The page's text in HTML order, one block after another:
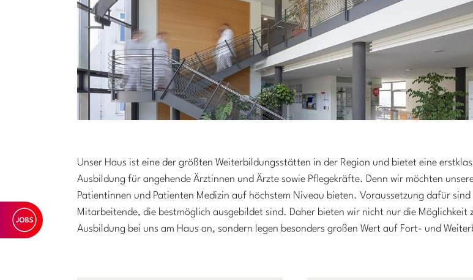
Unser Haus ist eine der größten Weiterbildungsstätten in der Region und bietet eine
Ausbildung für angehende Ärztinnen und Ärzte sowie Pflegekräfte. Denn wir möchten
Patientinnen und Patienten Medizin auf höchstem Niveau bieten. Voraussetzung dafür sind
Mitarbeitende, die bestmöglich ausgebildet sind. Daher bieten wir nicht nur die Möglichkeit
Ausbildung bei uns am Haus an, sondern legen besonders großen Wert auf Fort- und